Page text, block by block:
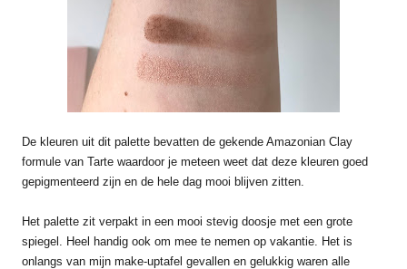
De kleuren uit dit palette bevatten de gekende Amazonian Clay
formule van Tarte waardoor je meteen weet dat deze kleuren goed
gepigmenteerd zijn en de hele dag mooi blijven zitten.
Het palette zit verpakt in een mooi stevig doosje met een grote
spiegel. Heel handig ook om mee te nemen op vakantie. Het is
onlangs van mijn make-uptafel gevallen en gelukkig waren alle